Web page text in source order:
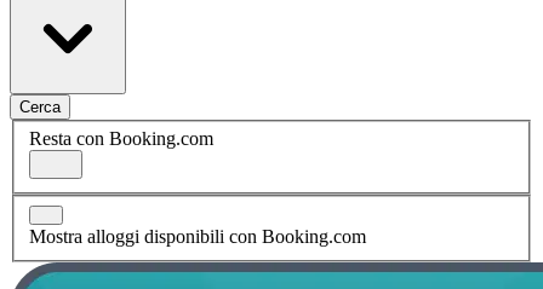
Cerca
Resta con Booking.com
Mostra alloggi disponibili con Booking.com